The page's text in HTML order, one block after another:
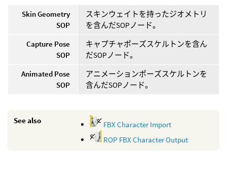
Skin Geometry
SOP
スキンウェイトを持ったジオメトリ
を含んだSOPノード。
Capture Pose
SOP
キャプチャポーズスケルトンを含ん
だSOPノード。
Animated Pose
SOP
アニメーションポーズスケルトンを
含んだSOPノード。
See also
FBX Character Import
ROP FBX Character Output